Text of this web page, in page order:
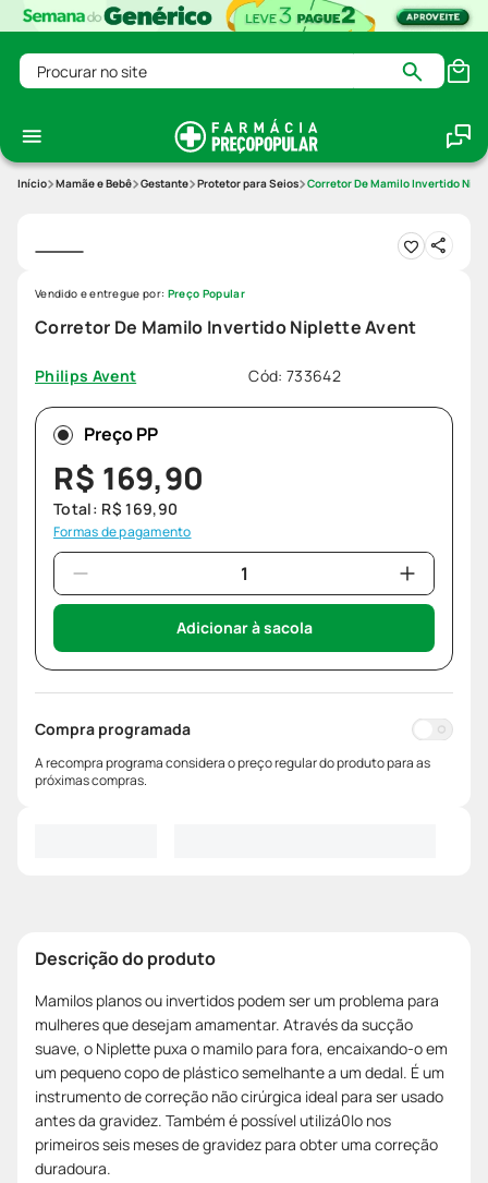
Procurar no site
Mamãe e Bebê Gestante Protetor para Seios Corretor De Mamilo Invertido
Corretor De Mamilo Invertido Niplette Avent
Philips Avent Cód: 733642
Vendido e entregue por: Preço Popular
Preço PP
R$ 169,90
Total: R$ 169,90
Formas de pagamento
Adicionar à sacola
Compra programada
A recompra programa considera o preço regular do produto para as
próximas compras.
Descrição do produto
Mamilos planos ou invertidos podem ser um problema para
mulheres que desejam amamentar. Através da sucção
suave, o Niplette puxa o mamilo para fora, encaixando-o em
um pequeno copo de plástico semelhante a um dedal. É um
instrumento de correção não cirúrgica ideal para ser usado
antes da gravidez. Também é possível utilizá0lo nos
primeiros seis meses de gravidez para obter uma correção
duradoura.